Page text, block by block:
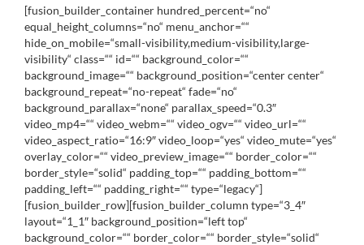
[fusion_builder_container hundred_percent=“no“
equal_height_columns=“no“ menu_anchor=““
hide_on_mobile=“small-visibility,medium-visibility,large-
visibility“ class=““ id=““ background_color=““
background_image=““ background_position=“center center“
background_repeat=“no-repeat“ fade=“no“
background_parallax=“none“ parallax_speed=“0.3″
video_mp4=““ video_webm=““ video_ogv=““ video_url=““
video_aspect_ratio=“16:9″ video_loop=“yes“ video_mute=“yes“
overlay_color=““ video_preview_image=““ border_color=““
border_style=“solid“ padding_top=““ padding_bottom=““
padding_left=““ padding_right=““ type=“legacy“]
[fusion_builder_row][fusion_builder_column type=“3_4″
layout=“1_1″ background_position=“left top“
background_color=““ border_color=““ border_style=“solid“